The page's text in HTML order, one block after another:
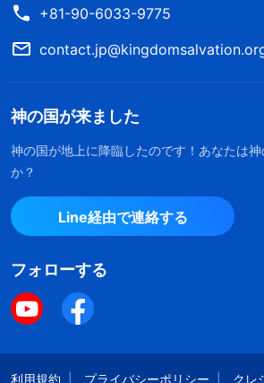
まったのであって、頑なに疑いを
信仰は実を結ばず、頑固なせいで
幻想によって育まれており、また
たとえ主イエスの釘あとに触れた
を汲むようなもの、つまりすべて
たことはまた、次のことを万人に
のでもありました。つまり、復活
+81-90-6033-9775
神の国が来ました
神の国が地上に降臨したのです！あなたは
か？
Line経由で連絡する
フォローする
利用規約 プライバシーポリシー クレ